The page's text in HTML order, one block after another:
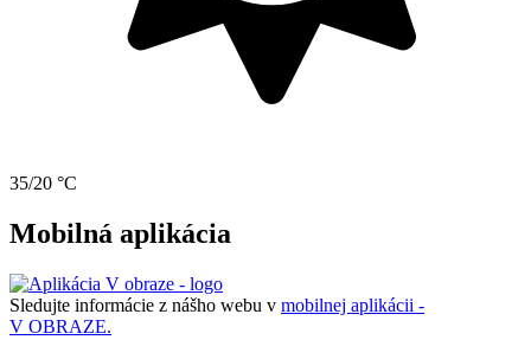
35/20 °C
Mobilná aplikácia
Sledujte informácie z nášho webu v mobilnej aplikácii -
V OBRAZE.